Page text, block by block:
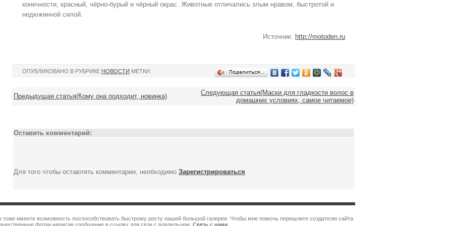
конечности, красный, чёрно-бурый и чёрный окрас. Животные отличались злым нравом, быстротой и
недюжинной силой.
Источник: http://motoden.ru
ОПУБЛИКОВАНО В РУБРИКЕ НОВОСТИ МЕТКИ:
Предыдущая статья(Кому она подходит, новинка)
Следующая статья(Маски для гладкости волос в
домашних условиях, самое читаемое)
Оставить комментарий:
Для того чтобы оставлять комментарии, необходимо Зарегистрироваться
имеете возможность поспособствовать быстрому росту нашей большой галереи. Чтобы мне помочь перешлите создателю сайта
фотки написав сообщение в ссылку для свзи с владельцем. Связь с нами.